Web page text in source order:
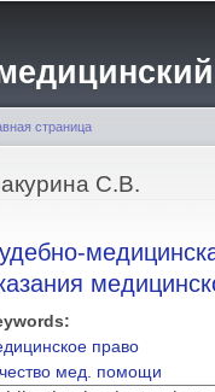
здесь
страница
С.В.
право
мед. помощи